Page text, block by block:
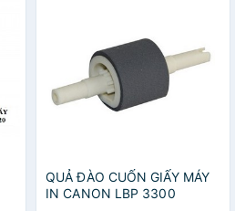
QUẢ ĐÀO CUỐN GIẤY MÁY
IN CANON LBP 3300